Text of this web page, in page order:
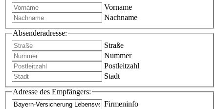
Vorname
Nachname
Absenderadresse:
Straße
Nummer
Postleitzahl
Stadt
Adresse des Empfängers:
Firmeninfo